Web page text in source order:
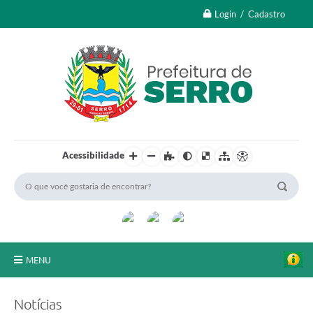
Login / Cadastro
Acessibilidade
MENU
Notícias